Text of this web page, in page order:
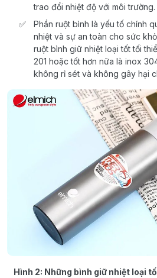
trao đổi nhiệt độ với môi trường.
Phần ruột bình là yếu tố chính
nhiệt và sự an toàn cho sức
ruột bình giữ nhiệt loại tốt tối
201 hoặc tốt hơn nữa là inox
không rỉ sét và không gây hại
Hình 2: Những bình giữ nhiệt loại